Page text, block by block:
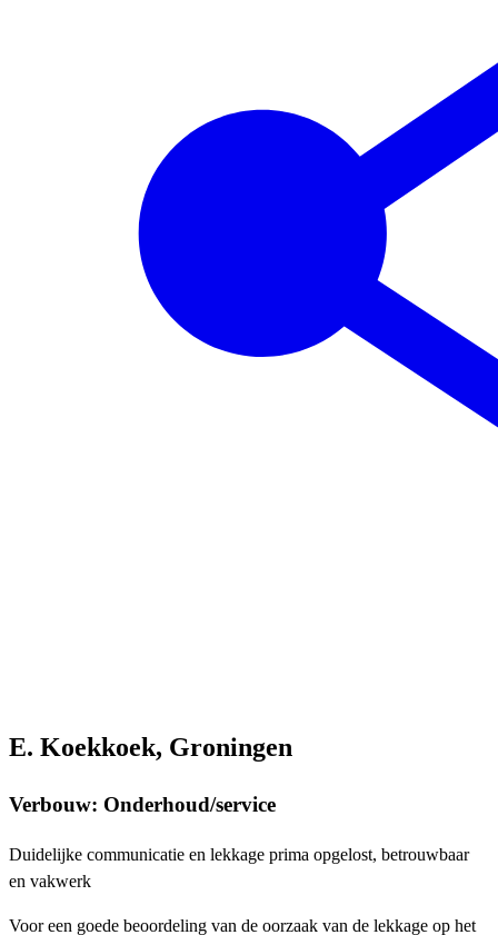
E. Koekkoek, Groningen
Verbouw: Onderhoud/service
Duidelijke communicatie en lekkage prima opgelost, betrouwbaar
en vakwerk
Voor een goede beoordeling van de oorzaak van de lekkage op het